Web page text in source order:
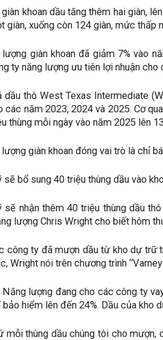
giàn khoan dầu tăng thêm hai giàn,
giàn, xuống còn 124 giàn, mức thấp
lượng giàn khoan đã giảm 7% vào
ty năng lượng ưu tiên lợi nhuận
dầu thô West Texas Intermediate
các năm 2023, 2024 và 2025. Cơ
thùng mỗi ngày vào năm 2025 lên
lượng giàn khoan đóng vai trò là chỉ
sẽ bổ sung 40 triệu thùng dầu vào
sẽ nhận thêm 40 triệu thùng dầu
lượng Chris Wright cho biết hôm
công ty đã mượn dầu từ kho dự trữ
Wright nói trên chương trình “Varney
Năng lượng đang cho các công ty
bảo hiểm lên đến 24%. Dầu của kho
mỗi thùng dầu chúng tôi cho mượn,